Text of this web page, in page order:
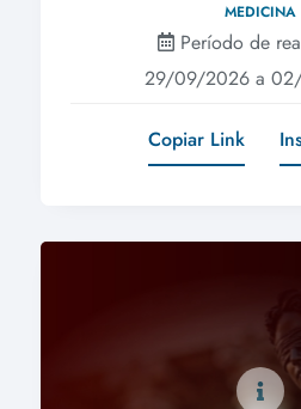
MEDICINA
Período de
29/09/2026 a
Copiar Link